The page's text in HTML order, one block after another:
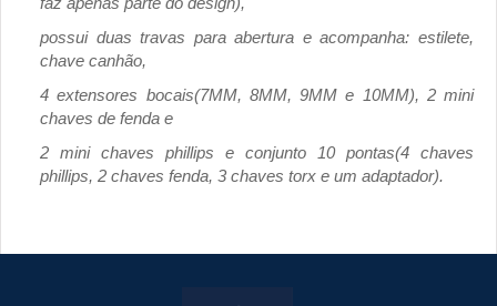
possui duas travas para abertura e acompanha: estilete,
chave canhão,
4 extensores bocais(7MM, 8MM, 9MM e 10MM), 2 mini
chaves de fenda e
2 mini chaves phillips e conjunto 10 pontas(4 chaves
phillips, 2 chaves fenda, 3 chaves torx e um adaptador).